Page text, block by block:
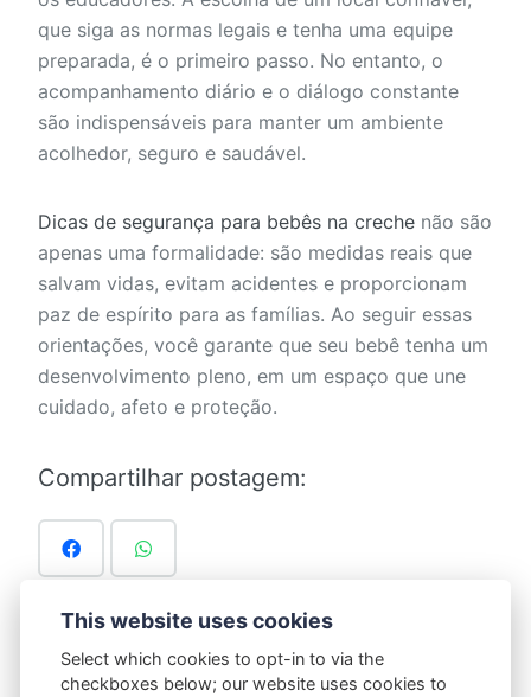
que siga as normas legais e tenha uma equipe
preparada, é o primeiro passo. No entanto, o
acompanhamento diário e o diálogo constante
são indispensáveis para manter um ambiente
acolhedor, seguro e saudável.
Dicas de segurança para bebês na creche não são
apenas uma formalidade: são medidas reais que
salvam vidas, evitam acidentes e proporcionam
paz de espírito para as famílias. Ao seguir essas
orientações, você garante que seu bebê tenha um
desenvolvimento pleno, em um espaço que une
cuidado, afeto e proteção.
Compartilhar postagem:
Marcado em:
This website uses cookies
Select which cookies to opt-in to via the
checkboxes below; our website uses cookies to